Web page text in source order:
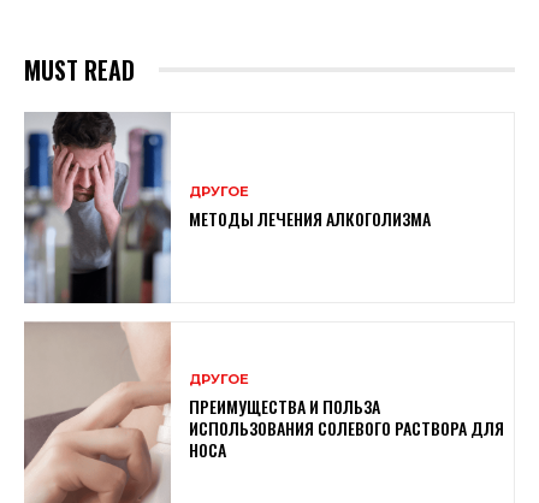
MUST READ
ДРУГОЕ
МЕТОДЫ ЛЕЧЕНИЯ АЛКОГОЛИЗМА
ДРУГОЕ
ПРЕИМУЩЕСТВА И ПОЛЬЗА
ИСПОЛЬЗОВАНИЯ СОЛЕВОГО РАСТВОРА ДЛЯ
НОСА